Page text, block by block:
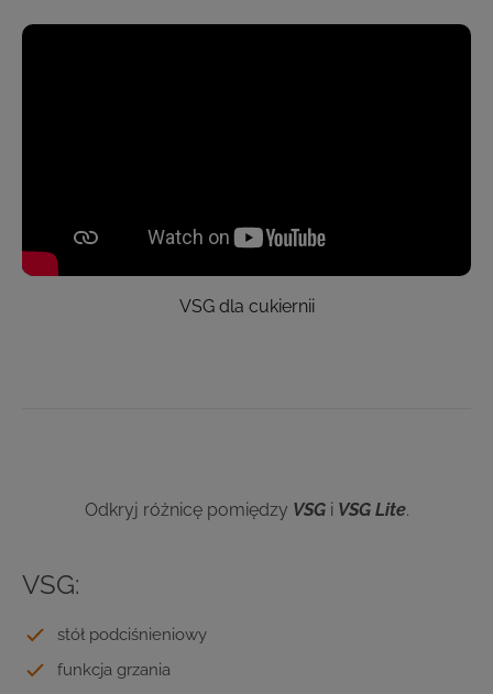
VSG dla cukiernii
Odkryj różnicę pomiędzy VSGi VSG Lite.
VSG:
stół podciśnieniowy
funkcja grzania